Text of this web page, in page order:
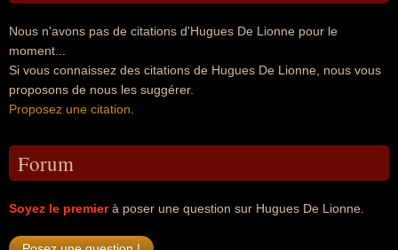
Nous n'avons pas de citations d'Hugues De Lionne pour le
moment...
Si vous connaissez des citations de Hugues De Lionne, nous vous
proposons de nous les suggérer.
Proposez une citation
Forum
Soyez le premierà poser une question sur Hugues De Lionne.